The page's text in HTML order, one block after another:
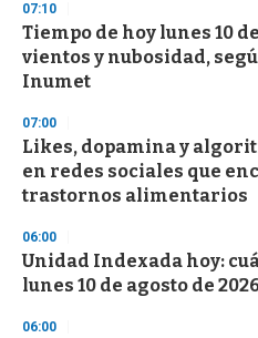
d
s
o
f
3
s
e
c
o
n
s
07:10
Tiempo de hoy lunes 10
vientos y nubosidad,
Inumet
07:00
Likes, dopamina y
en redes sociales que
trastornos alimentarios
06:00
Unidad Indexada hoy:
lunes 10 de agosto de
06:00